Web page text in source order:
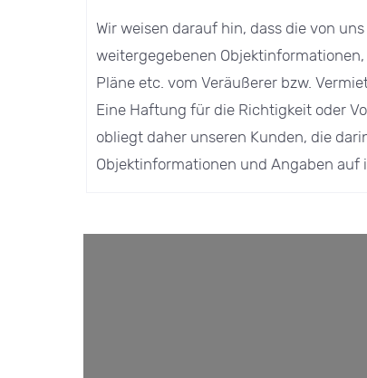
Wir weisen darauf hin, dass die von uns
weitergegebenen
Pläne etc. vom Veräußerer bzw.
Eine Haftung für die Richtigkeit oder
obliegt daher unseren Kunden, die
Objektinformationen und Angaben auf